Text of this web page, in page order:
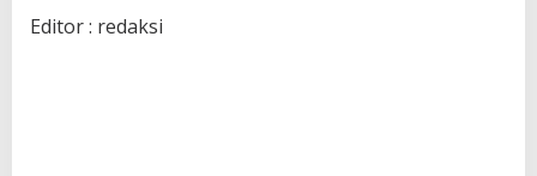
Editor : redaksi